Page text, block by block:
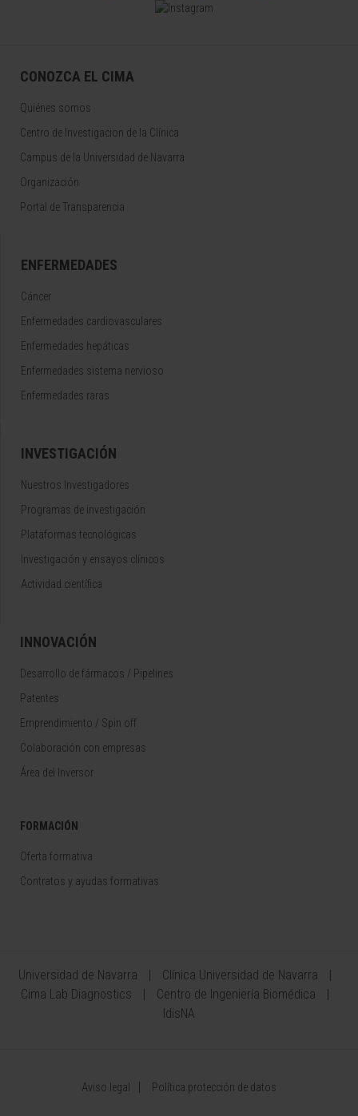
CONOZCA EL CIMA
Quiénes somos
Centro de Investigacion de la Clínica
Campus de la Universidad de Navarra
Organización
Portal de Transparencia
ENFERMEDADES
Cáncer
Enfermedades cardiovasculares
Enfermedades hepáticas
Enfermedades sistema nervioso
Enfermedades raras
INVESTIGACIÓN
Nuestros Investigadores
Programas de investigación
Plataformas tecnológicas
Investigación y ensayos clínicos
Actividad científica
INNOVACIÓN
Desarrollo de fármacos / Pipelines
Patentes
Emprendimiento / Spin off
Colaboración con empresas
Área del Inversor
FORMACIÓN
Oferta formativa
Contratos y ayudas formativas
Universidad de Navarra
Clínica Universidad de Navarra
Cima Lab Diagnostics
Centro de Ingeniería Biomédica
IdisNA
Aviso legal Política protección de datos